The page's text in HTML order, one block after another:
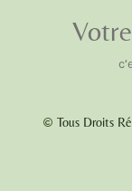
Tous Droits